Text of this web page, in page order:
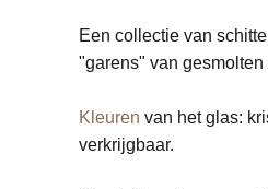
Een collectie van
"garens" van
Kleuren van het glas:
verkrijgbaar.